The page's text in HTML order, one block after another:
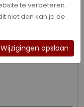
te verbeteren.
niet dan kan je de
Wijzigingen opslaan